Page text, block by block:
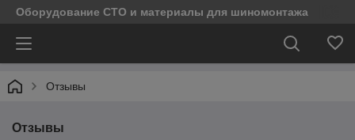
Оборудование СТО и материалы для шиномонтажа
Отзывы
Отзывы